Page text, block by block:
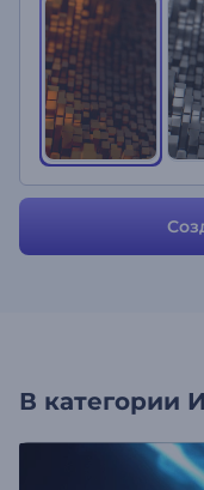
В категории